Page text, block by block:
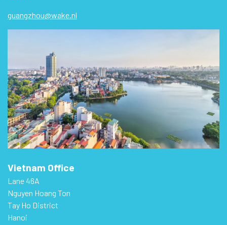
guangzhou@wake.nl
Vietnam Office
Lane 46A
Nguyen Hoang Ton
Tay Ho District
Hanoi